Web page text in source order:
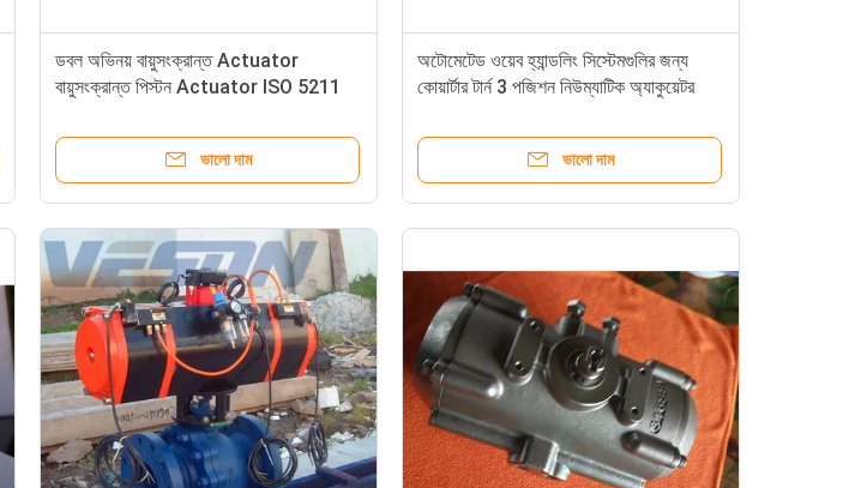
ডবল অভিনয় বায়ুসংক্রান্ত Actuator
বায়ুসংক্রান্ত পিস্টন Actuator ISO 5211
ভালো দাম
অটোমেটেড ওয়েব হ্যান্ডলিং সিস্টেমগুলির জন্য
কোয়ার্টার টার্ন 3 পজিশন নিউম্যাটিক অ্যাকুয়েটর
ভালো দাম